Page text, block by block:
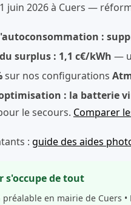
juin 2026 à Cuers —
:
surplus : 1,1 c€/kWh —
sur nos configurations
: la batterie
le secours. Comparer
: guide des aides
s'occupe de tout
en mairie de Cuers •